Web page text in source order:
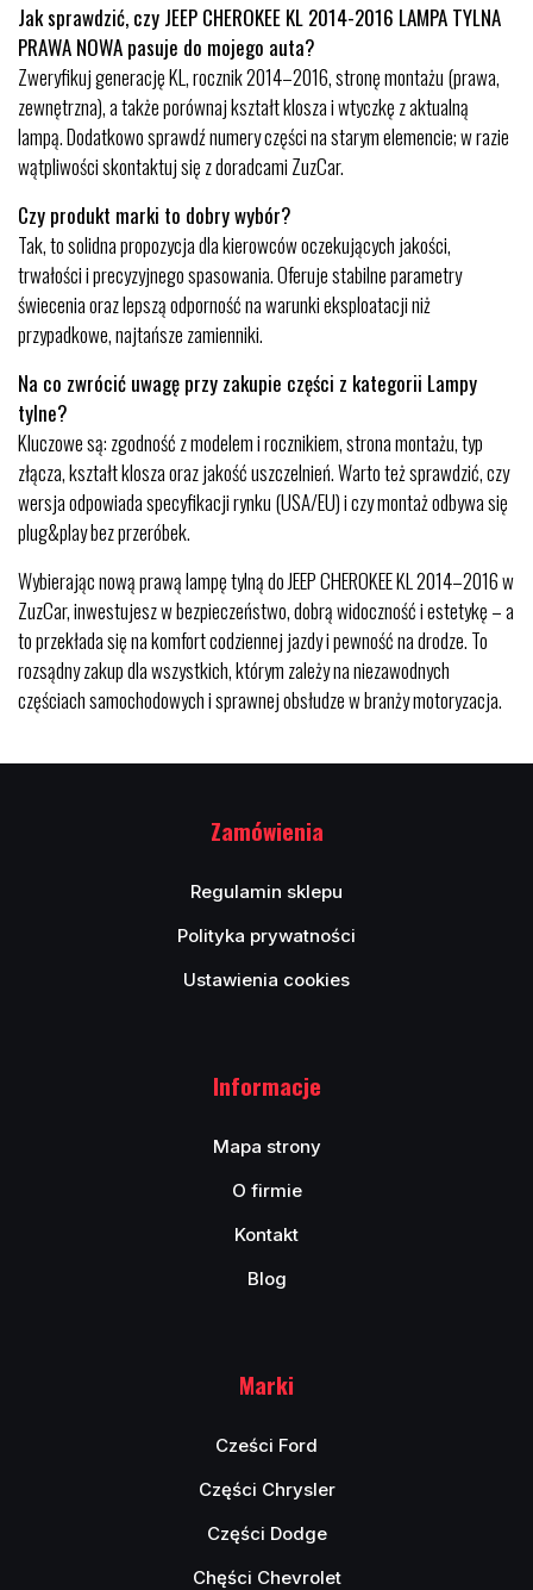
Jak sprawdzić, czy JEEP CHEROKEE KL 2014-2016 LAMPA TYLNA
PRAWA NOWA pasuje do mojego auta?
Zweryfikuj generację KL, rocznik 2014–2016, stronę montażu (prawa,
zewnętrzna), a także porównaj kształt klosza i wtyczkę z aktualną
lampą. Dodatkowo sprawdź numery części na starym elemencie; w razie
wątpliwości skontaktuj się z doradcami ZuzCar.
Czy produkt marki to dobry wybór?
Tak, to solidna propozycja dla kierowców oczekujących jakości,
trwałości i precyzyjnego spasowania. Oferuje stabilne parametry
świecenia oraz lepszą odporność na warunki eksploatacji niż
przypadkowe, najtańsze zamienniki.
Na co zwrócić uwagę przy zakupie części z kategorii Lampy
tylne?
Kluczowe są: zgodność z modelem i rocznikiem, strona montażu, typ
złącza, kształt klosza oraz jakość uszczelnień. Warto też sprawdzić, czy
wersja odpowiada specyfikacji rynku (USA/EU) i czy montaż odbywa się
plug&play bez przeróbek.
Wybierając nową prawą lampę tylną do JEEP CHEROKEE KL 2014–2016 w
ZuzCar, inwestujesz w bezpieczeństwo, dobrą widoczność i estetykę – a
to przekłada się na komfort codziennej jazdy i pewność na drodze. To
rozsądny zakup dla wszystkich, którym zależy na niezawodnych
częściach samochodowych i sprawnej obsłudze w branży motoryzacja.
Zamówienia
Regulamin sklepu
Polityka prywatności
Ustawienia cookies
Informacje
Mapa strony
O firmie
Kontakt
Blog
Marki
Cześci Ford
Części Chrysler
Części Dodge
Chęści Chevrolet